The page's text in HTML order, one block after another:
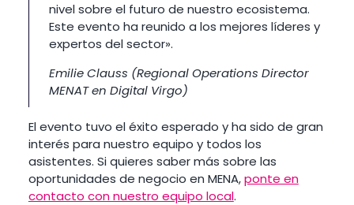
nivel sobre el futuro de nuestro ecosistema.
Este evento ha reunido a los mejores líderes y
expertos del sector».
Emilie Clauss (Regional Operations Director
MENAT en Digital Virgo)
El evento tuvo el éxito esperado y ha sido de gran
interés para nuestro equipo y todos los
asistentes. Si quieres saber más sobre las
oportunidades de negocio en MENA,ponte en
contacto con nuestro equipo local.